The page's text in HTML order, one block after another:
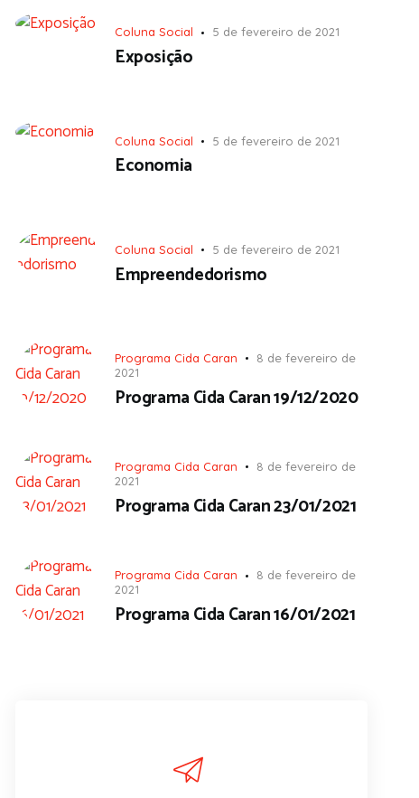
Coluna Social 5 de fevereiro de 2021
Exposição
Coluna Social 5 de fevereiro de 2021
Economia
Coluna Social 5 de fevereiro de 2021
Empreendedorismo
Programa Cida Caran
8 de fevereiro de
2021
Programa Cida Caran 19/12/2020
Programa Cida Caran
8 de fevereiro de
2021
Programa Cida Caran 23/01/2021
Programa Cida Caran
8 de fevereiro de
2021
Programa Cida Caran 16/01/2021